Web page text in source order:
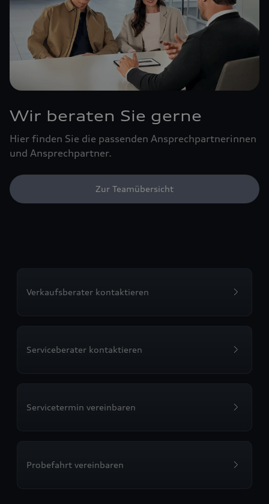
Wir beraten Sie gerne
Hier finden Sie die passenden Ansprechpartnerinnen
und Ansprechpartner.
Zur Teamübersicht
Verkaufsberater kontaktieren
Serviceberater kontaktieren
Servicetermin vereinbaren
Probefahrt vereinbaren